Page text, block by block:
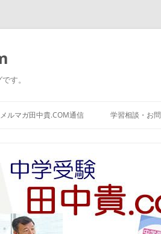
す。
ン
テ
メルマガ田中貴.COM通信 学習相談・お